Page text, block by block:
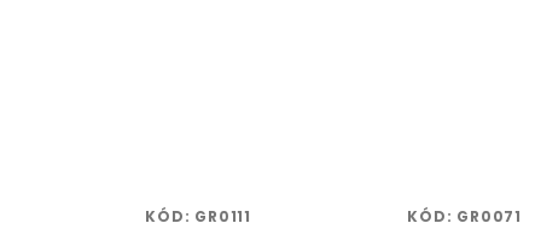
KÓD: GR0111 KÓD: GR0071